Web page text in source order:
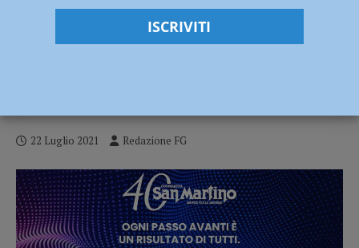
“A scuola con coraggio”, convegno
22 Luglio 2021 Redazione FG